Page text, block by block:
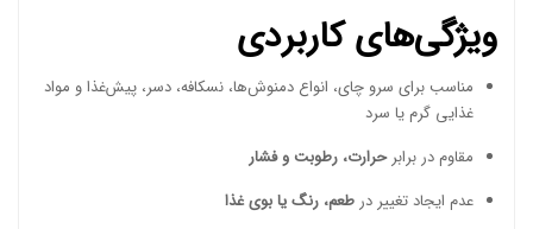
ویژگی‌های کاربردی
مناسب برای سرو چای، انواع دمنوش‌ها، نسکافه، دسر، پیش‌غذا و مواد
غذایی گرم یا سرد
مقاوم در برابرحرارت، رطوبت و فشار
عدم ایجاد تغییر در طعم، رنگ یا بوی غذا